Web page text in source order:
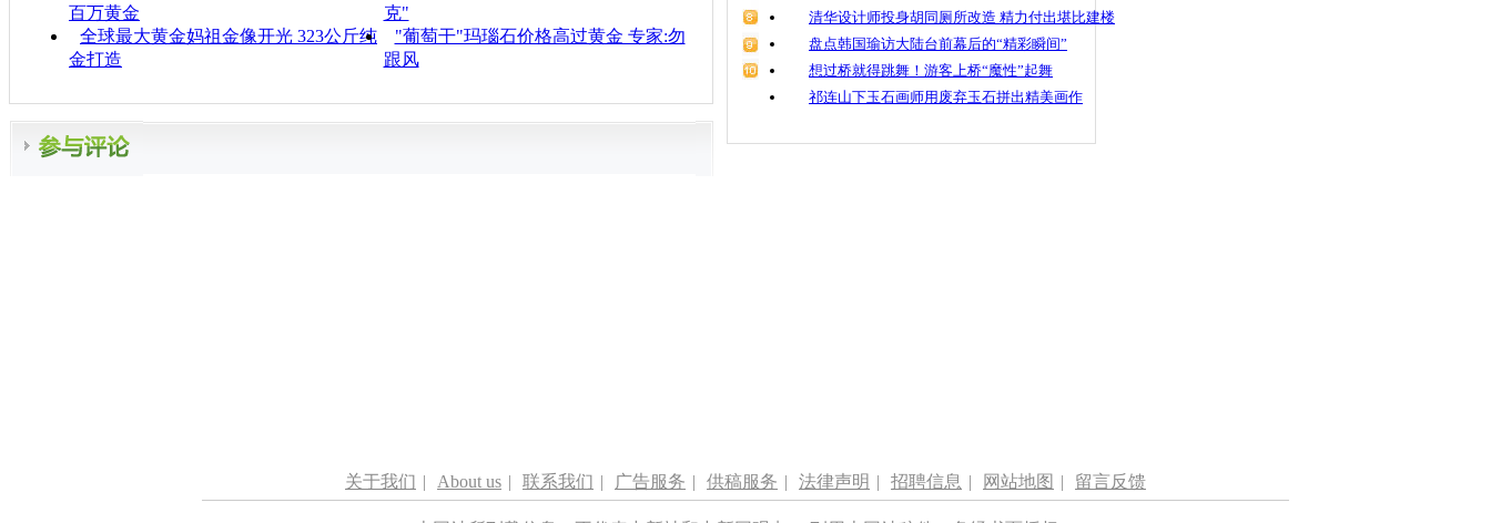
百万黄金
克"
全球最大黄金妈祖金像开光 323公斤纯
金打造
"葡萄干"玛瑙石价格高过黄金 专家:勿
跟风
清华设计师投身胡同厕所改造 精力付出堪比建楼
盘点韩国瑜访大陆台前幕后的“精彩瞬间”
想过桥就得跳舞！游客上桥“魔性”起舞
祁连山下玉石画师用废弃玉石拼出精美画作
关于我们 | About us | 联系我们 | 广告服务 | 供稿服务 | 法律声明 | 招聘信息 | 网站地图 | 留言反馈